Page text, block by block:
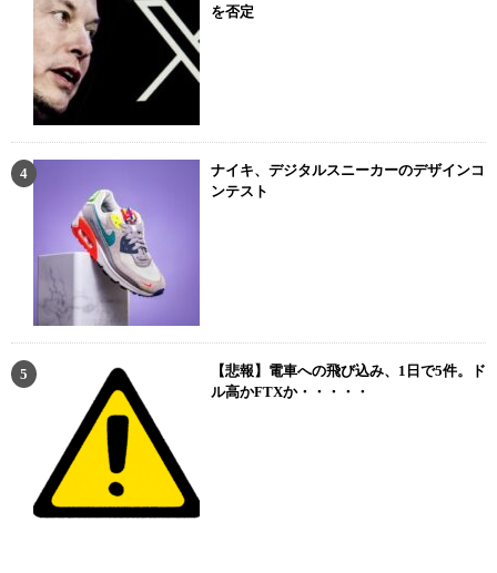
を否定
ナイキ、デジタルスニーカーのデザインコ
ンテスト
【悲報】電車への飛び込み、1日で5件。ド
ル高かFTXか・・・・・